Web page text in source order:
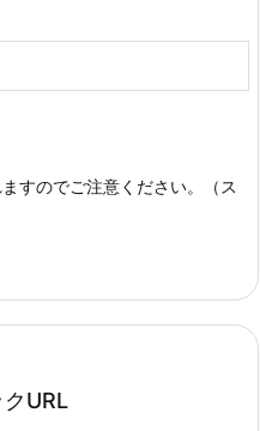
すのでご注意ください。（ス
URL